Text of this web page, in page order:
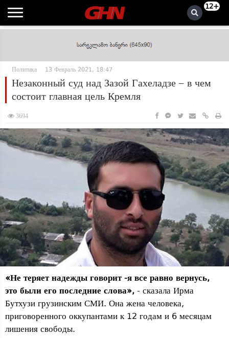
12+
Политика 13 Февраль 2021, 18:47
Незаконный суд над Зазой Гахеладзе – в чем
состоит главная цель Кремля
3694
«Не теряет надежды говорит -я все равно вернусь,
это были его последние слова», - сказала Ирма
Бутхузи грузинским СМИ. Она жена человека,
приговоренного оккупантами к 12 годам и 6 месяцам
лишения свободы.